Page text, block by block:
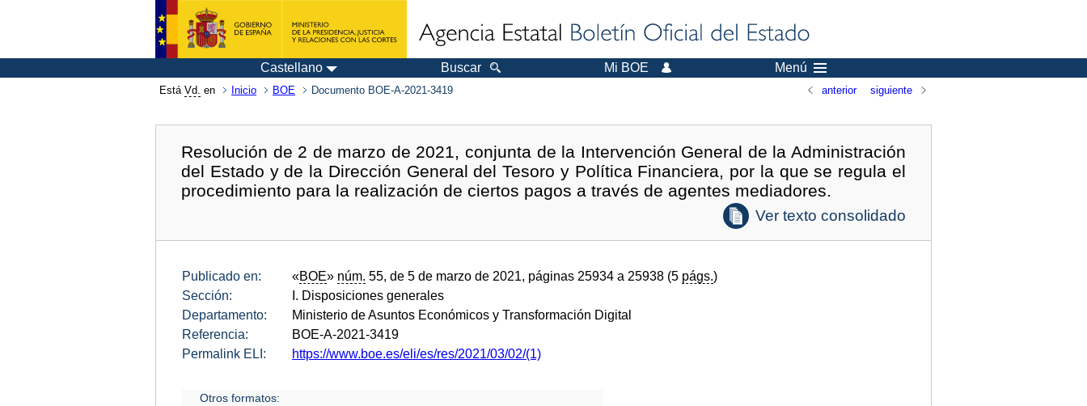
Castellano Buscar Mi BOE Menú
Está Vd. en Inicio BOE Documento BOE-A-2021-3419 anterior siguiente
Resolución de 2 de marzo de 2021, conjunta de la Intervención General de la Administración
del Estado y de la Dirección General del Tesoro y Política Financiera, por la que se regula el
procedimiento para la realización de ciertos pagos a través de agentes mediadores.
Ver texto consolidado
Publicado en: «BOE» núm. 55, de 5 de marzo de 2021, páginas 25934 a 25938 (5 págs.)
Sección:
I. Disposiciones generales
Departamento:
Ministerio de Asuntos Económicos y Transformación Digital
Referencia:
BOE-A-2021-3419
Permalink ELI:
https://www.boe.es/eli/es/res/2021/03/02/(1)
Otros formatos: